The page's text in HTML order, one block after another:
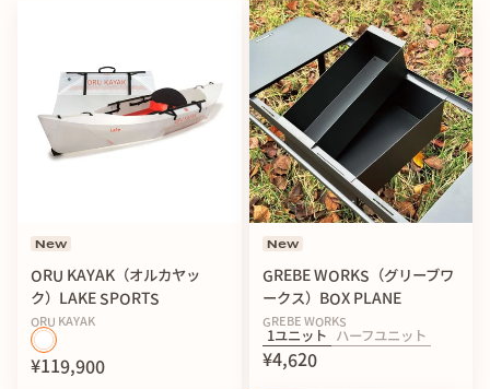
New
ORU KAYAK（オルカヤッ
ク）LAKE SPORTS
ORU KAYAK
¥119,900
New
GREBE WORKS（グリーブワ
ークス）BOX PLANE
GREBE WORKS
1ユニット ハーフユニット
¥4,620